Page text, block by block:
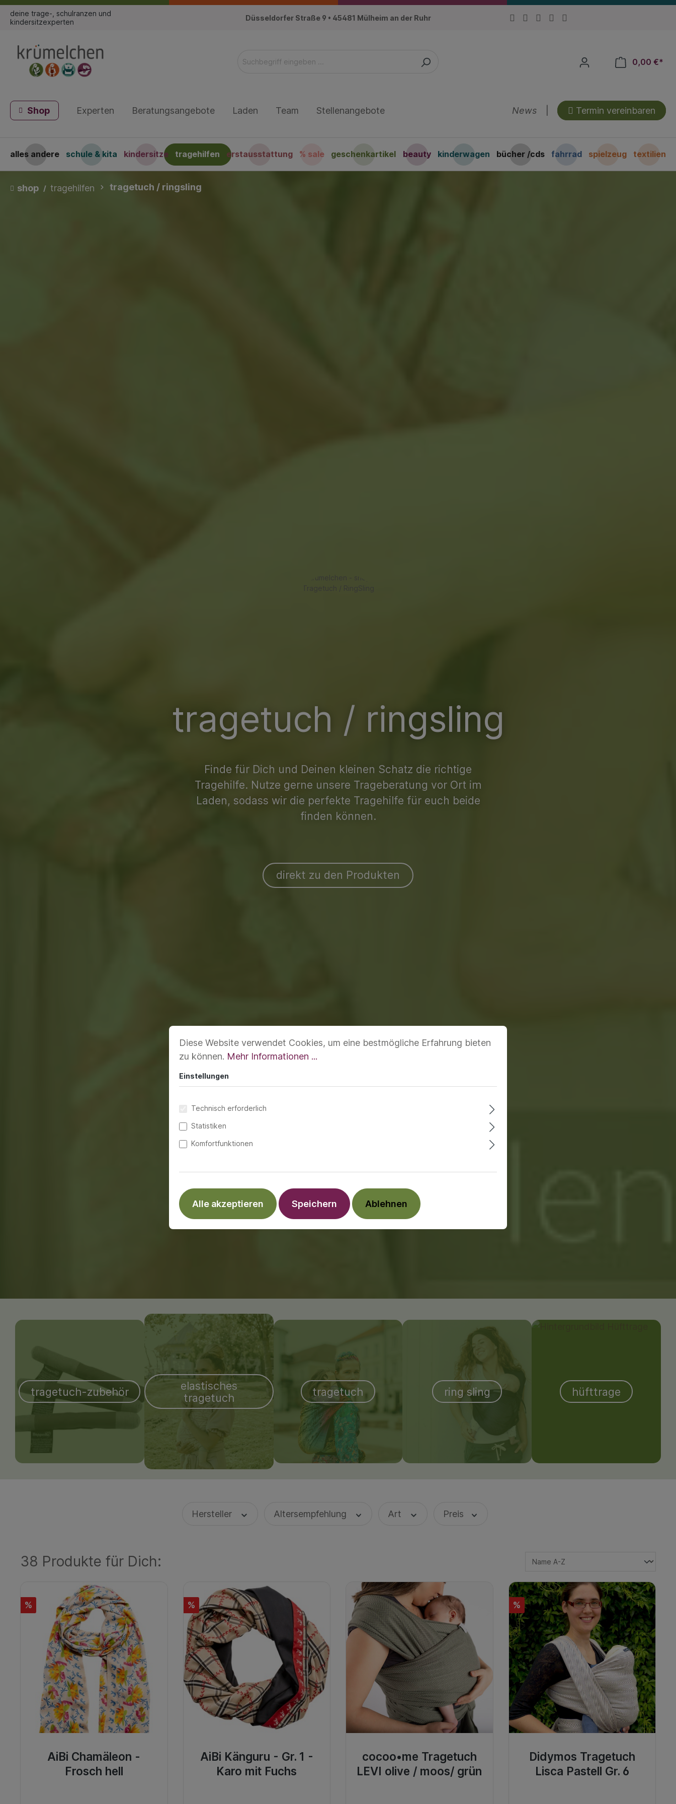
deine trage-, schulranzen und
kindersitzexperten
Düsseldorfer Straße 9 • 45481 Mülheim an der Ruhr
0,00 €*
Shop Experten Beratungsangebote Laden Team Stellenangebote News Termin vereinbaren
alles andere schule & kita kindersitze tragehilfen erstausstattung % sale geschenkartikel beauty kinderwagen bücher /cds fahrrad spielzeug textilien
shop tragehilfen tragetuch / ringsling
tragetuch / ringsling
Finde für Dich und Deinen kleinen Schatz die richtige
Tragehilfe. Nutze gerne unsere Trageberatung vor Ort im
Laden, sodass wir die perfekte Tragehilfe für euch beide
finden können.
direkt zu den Produkten
tragetuch-zubehör
elastisches
tragetuch
tragetuch ring sling hüfttrage
Hersteller Altersempfehlung Art Preis
38 Produkte für Dich:
%
AiBi Chamäleon -
Frosch hell
%
AiBi Känguru - Gr. 1 -
Karo mit Fuchs
cocoo•me Tragetuch
LEVI olive / moos/ grün
%
Didymos Tragetuch
Lisca Pastell Gr. 6
Diese Website verwendet Cookies, um eine bestmögliche Erfahrung bieten
zu können. Mehr Informationen ...
Einstellungen
Technisch erforderlich
Statistiken
Komfortfunktionen
Alle akzeptieren Speichern Ablehnen